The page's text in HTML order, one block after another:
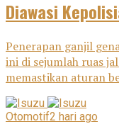
Diawasi
Penerapan ganjil
ini di sejumlah ruas
memastikan aturan
Otomotif2 hari ago